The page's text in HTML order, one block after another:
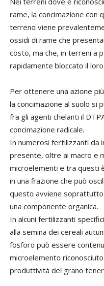
rame, la concimazione con
terreno viene
ossidi di rame che
costo, ma che, in terreni a
rapidamente bloccato il
Per ottenere una azione
la concimazione al suolo si
fra gli agenti chelanti il
concimazione radicale.
In numerosi fertilizzanti da
presente, oltre ai macro e
microelementi e tra questi
in una frazione che può
questo avviene
una componente organica.
In alcuni fertilizzanti
alla semina dei cereali
fosforo può essere
microelemento
produttività del grano